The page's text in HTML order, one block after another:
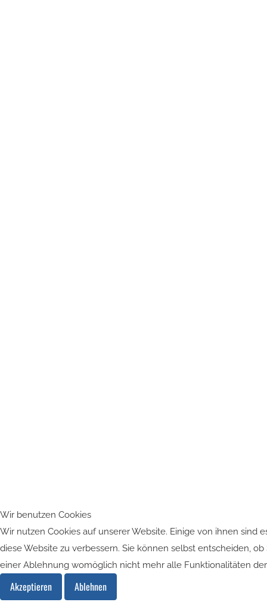
Wir benutzen Cookies
Wir nutzen Cookies auf unserer Website. Einige von ihnen sind
diese Website zu verbessern. Sie können selbst entscheiden,
einer Ablehnung womöglich nicht mehr alle Funktionalitäten
Akzeptieren Ablehnen